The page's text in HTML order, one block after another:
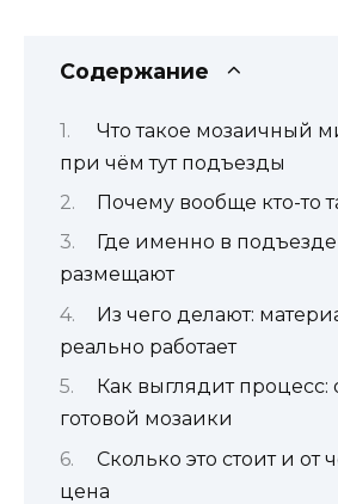
Содержание
Что такое мозаичный
при чём тут подъезды
Почему вообще кто-то
Где именно в подъезде
размещают
Из чего делают:
реально работает
Как выглядит процесс:
готовой мозаики
Сколько это стоит и от
цена